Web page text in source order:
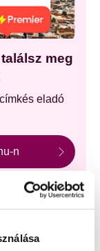
meg
eladó
n
Otthon
részét a
láthatod